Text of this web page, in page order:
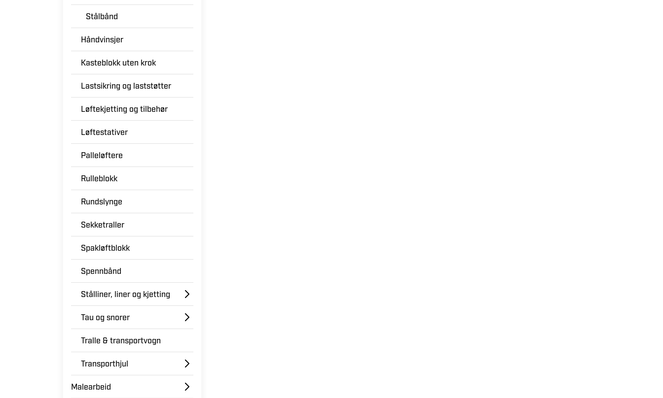
Strekkfilm
Stålbånd
Håndvinsjer
Kasteblokk uten krok
Lastsikring og laststøtter
Løftekjetting og tilbehør
Løftestativer
Palleløftere
Rulleblokk
Rundslynge
Sekketraller
Spakløftblokk
Spennbånd
Stålliner, liner og kjetting
Tau og snorer
Tralle & transportvogn
Transporthjul